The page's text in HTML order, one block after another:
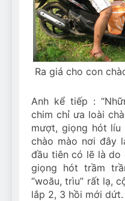
Ra giá cho con
Anh kể tiếp :
chim chỉ ưa loài
mượt, giọng hót líu
chào mào nơi đây
đầu tiên có lẽ là do
giọng hót trầm
“woău, trìu” rất lạ,
lắp 2, 3 hồi mới dứt.